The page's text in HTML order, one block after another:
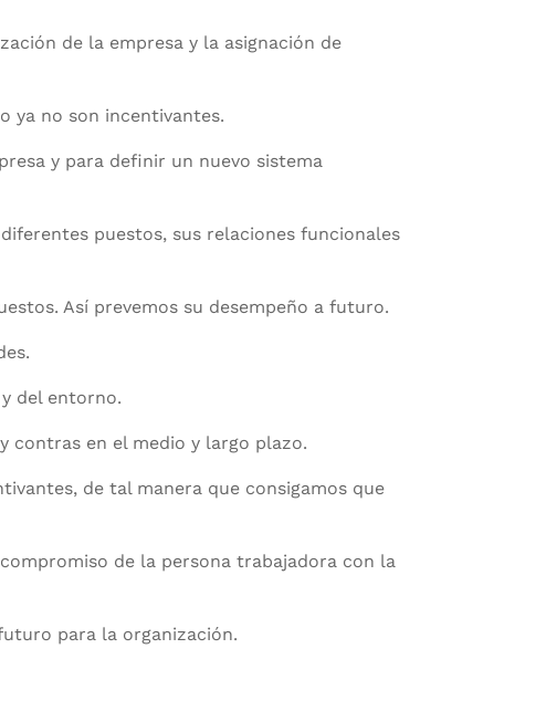
de la empresa y la asignación de
ya no son incentivantes.
y para definir un nuevo sistema
puestos, sus relaciones funcionales
Así prevemos su desempeño a futuro.
del entorno.
contras en el medio y largo plazo.
de tal manera que consigamos que
de la persona trabajadora con la
para la organización.